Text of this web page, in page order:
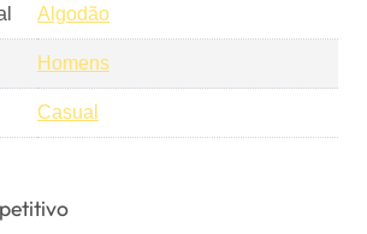
Algodão
Homens
Casual